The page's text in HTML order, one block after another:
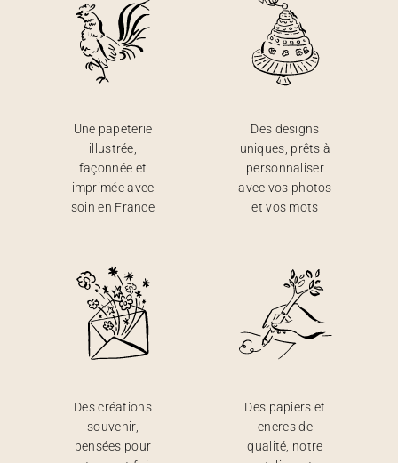
Une papeterie
illustrée,
façonnée et
imprimée avec
soin en France
Des designs
uniques, prêts à
personnaliser
avec vos photos
et vos mots
Des créations
souvenir,
pensées pour
Des papiers et
encres de
qualité, notre